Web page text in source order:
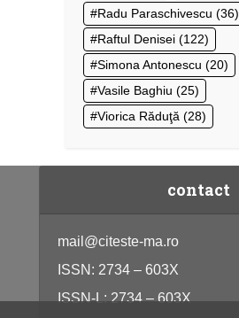
Radu Paraschivescu (36)
Raftul Denisei (122)
Simona Antonescu (20)
Vasile Baghiu (25)
Viorica Răduţă (28)
contact
mail@citeste-ma.ro
ISSN: 2734 – 603X
ISSN-L: 2734 – 603X